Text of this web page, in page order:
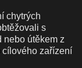
chytrých
s
nebo útěkem z
zařízení